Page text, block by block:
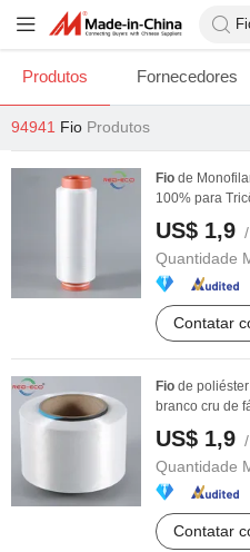
Produtos Fornecedores
94941 Fio Produtos
Fio de
100% para
US$ 1,9
Quantidade
Contatar
Fio de
branco cru de
US$ 1,9
Quantidade
Contatar